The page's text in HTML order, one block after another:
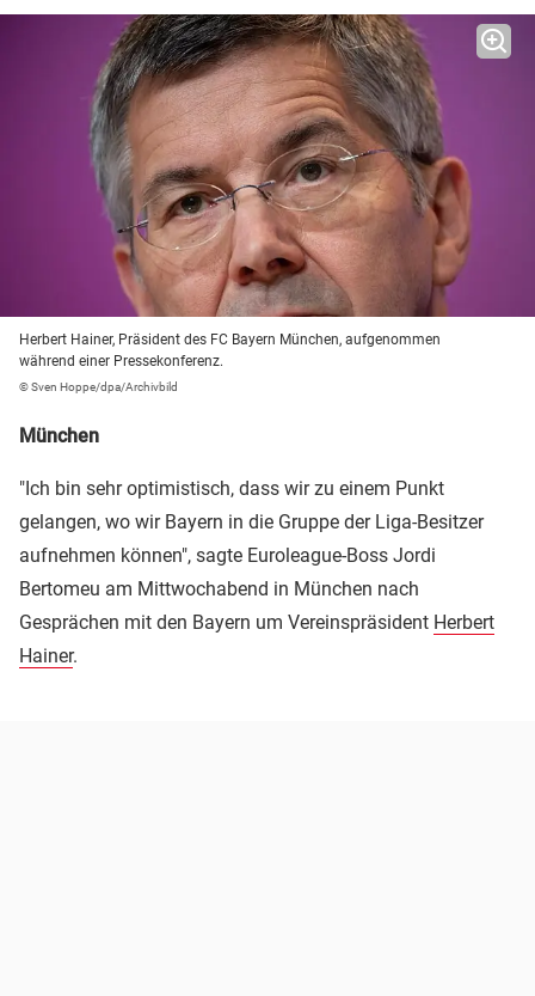
Herbert Hainer, Präsident des FC Bayern München, aufgenommen
während einer Pressekonferenz.
© Sven Hoppe/dpa/Archivbild
München
"Ich bin sehr optimistisch, dass wir zu einem Punkt
gelangen, wo wir Bayern in die Gruppe der Liga-Besitzer
aufnehmen können", sagte Euroleague-Boss Jordi
Bertomeu am Mittwochabend in München nach
Gesprächen mit den Bayern um Vereinspräsident Herbert
Hainer.